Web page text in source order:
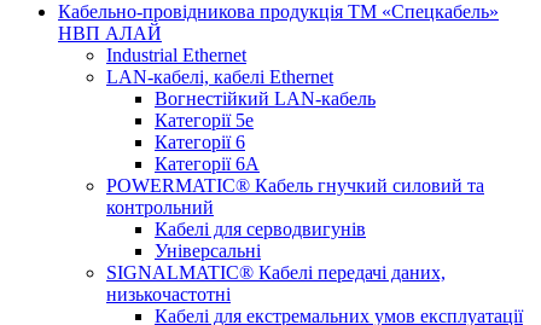
Кабельно-провідникова продукція ТМ «Спецкабель»
НВП АЛАЙ
Industrial Ethernet
LAN-кабелі, кабелі Ethernet
Вогнестійкий LAN-кабель
Категорії 5е
Категорії 6
Категорії 6А
POWERMATIC® Кабель гнучкий силовий та
контрольний
Кабелі для серводвигунів
Універсальні
SIGNALMATIC® Кабелі передачі даних,
низькочастотні
Кабелі для екстремальних умов експлуатації